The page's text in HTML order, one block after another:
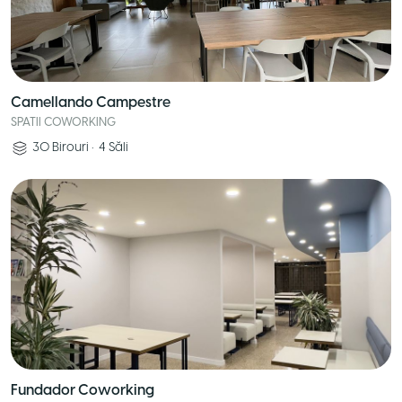
Camellando Campestre
SPATII COWORKING
30 Birouri • 4 Săli
Fundador Coworking